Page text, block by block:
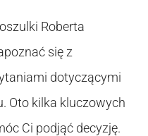
Roberta
się z
dotyczącymi
Oto kilka kluczowych
Ci podjąć decyzję.